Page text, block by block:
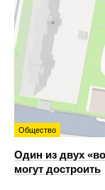
Общество
Один из двух
могут достроить